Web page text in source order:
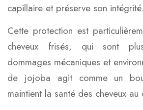
capillaire et préserve son intégrité.
Cette protection est
cheveux frisés, qui sont
dommages mécaniques et
de jojoba agit comme un
maintient la santé des cheveux au